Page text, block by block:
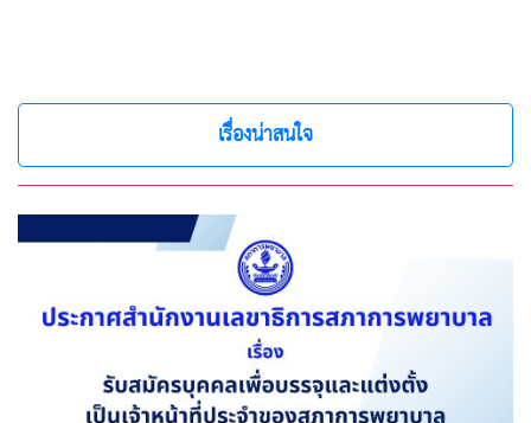
เรื่องน่าสนใจ